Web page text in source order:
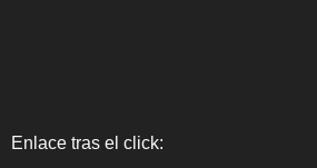
Enlace tras el click: